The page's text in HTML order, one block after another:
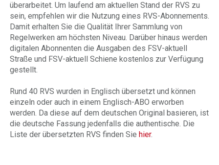
überarbeitet. Um laufend am aktuellen Stand der RVS zu
sein, empfehlen wir die Nutzung eines RVS-Abonnements.
Damit erhalten Sie die Qualität Ihrer Sammlung von
Regelwerken am höchsten Niveau. Darüber hinaus werden
digitalen Abonnenten die Ausgaben des FSV-aktuell
Straße und FSV-aktuell Schiene kostenlos zur Verfügung
gestellt.
Rund 40 RVS wurden in Englisch übersetzt und können
einzeln oder auch in einem Englisch-ABO erworben
werden. Da diese auf dem deutschen Original basieren, ist
die deutsche Fassung jedenfalls die authentische. Die
Liste der übersetzten RVS finden Sie hier.